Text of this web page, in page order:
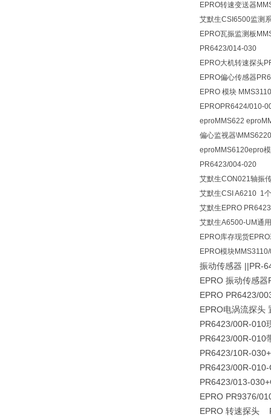
EPRO转速变送器
艾默生CSI6500监测
EPRO瓦振监测板
PR6423/014-030
EPRO大机转速探头
EPRO偏心传感器
EPRO 模块
EPROPR6424/010-
eproMMS622
偏心监视器
eproMMS6120epro
PR6423/004-020
艾默生CON021轴振
艾默生CSI A6210 1个
艾默生EPRO
艾默生A6500-UM通
EPRO库存现货
EPRO模块
振动传感器 ||PR-
EPRO 振动传感
EPRO PR6423/
EPRO电涡流探头
PR6423/00R-010
PR6423/00R-010
PR6423/10R-
PR6423/00R-
PR6423/013-
EPRO PR9376/
EPRO 转速探头